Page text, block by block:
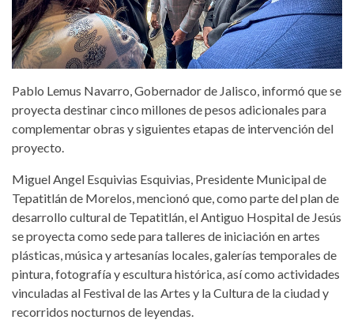
Pablo Lemus Navarro, Gobernador de Jalisco, informó que se
proyecta destinar cinco millones de pesos adicionales para
complementar obras y siguientes etapas de intervención del
proyecto.
Miguel Angel Esquivias Esquivias, Presidente Municipal de
Tepatitlán de Morelos, mencionó que, como parte del plan de
desarrollo cultural de Tepatitlán, el Antiguo Hospital de Jesús
se proyecta como sede para talleres de iniciación en artes
plásticas, música y artesanías locales, galerías temporales de
pintura, fotografía y escultura histórica, así como actividades
vinculadas al Festival de las Artes y la Cultura de la ciudad y
recorridos nocturnos de leyendas.